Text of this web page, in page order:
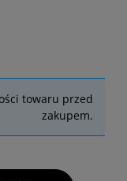
towaru przed
zakupem.